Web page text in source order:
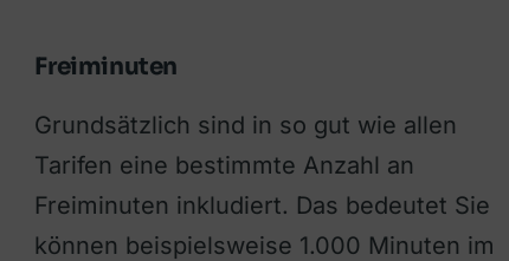
Freiminuten
Grundsätzlich sind in so gut wie allen
Tarifen eine bestimmte Anzahl an
Freiminuten inkludiert. Das bedeutet Sie
können beispielsweise 1.000 Minuten im